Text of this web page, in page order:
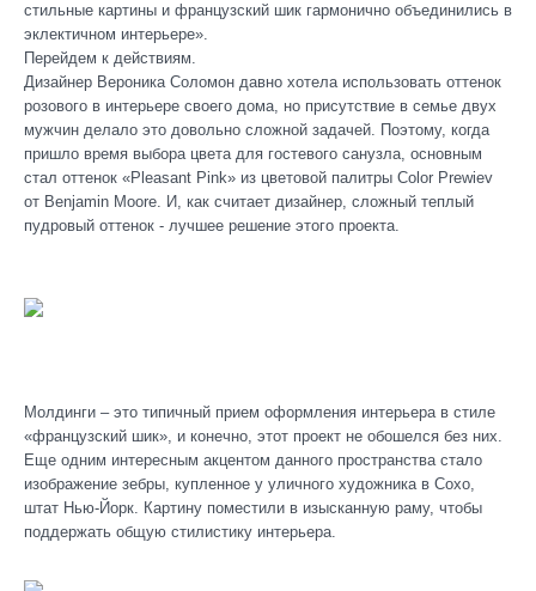
стильные картины и французский шик гармонично объединились в
эклектичном интерьере».
Перейдем к действиям.
Дизайнер Вероника Соломон давно хотела использовать оттенок
розового в интерьере своего дома, но присутствие в семье двух
мужчин делало это довольно сложной задачей. Поэтому, когда
пришло время выбора цвета для гостевого санузла, основным
стал оттенок «Pleasant Pink» из цветовой палитры Color Prewiev
от Benjamin Moore. И, как считает дизайнер, сложный теплый
пудровый оттенок - лучшее решение этого проекта.
Молдинги – это типичный прием оформления интерьера в стиле
«французский шик», и конечно, этот проект не обошелся без них.
Еще одним интересным акцентом данного пространства стало
изображение зебры, купленное у уличного художника в Сохо,
штат Нью-Йорк. Картину поместили в изысканную раму, чтобы
поддержать общую стилистику интерьера.